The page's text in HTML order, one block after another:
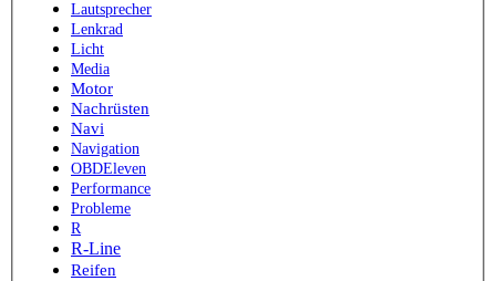
Lautsprecher
Lenkrad
Licht
Media
Motor
Nachrüsten
Navi
Navigation
OBDEleven
Performance
Probleme
R
R-Line
Reifen